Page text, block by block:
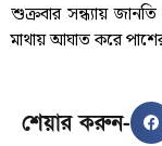
শুক্রবার সন্ধ্যায়
মাথায় আঘাত করে
শেয়ার করুন-